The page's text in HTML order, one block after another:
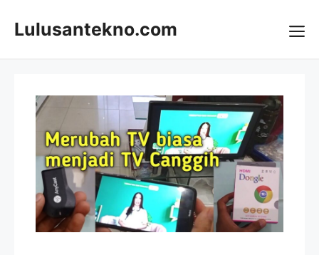
Lulusantekno.com